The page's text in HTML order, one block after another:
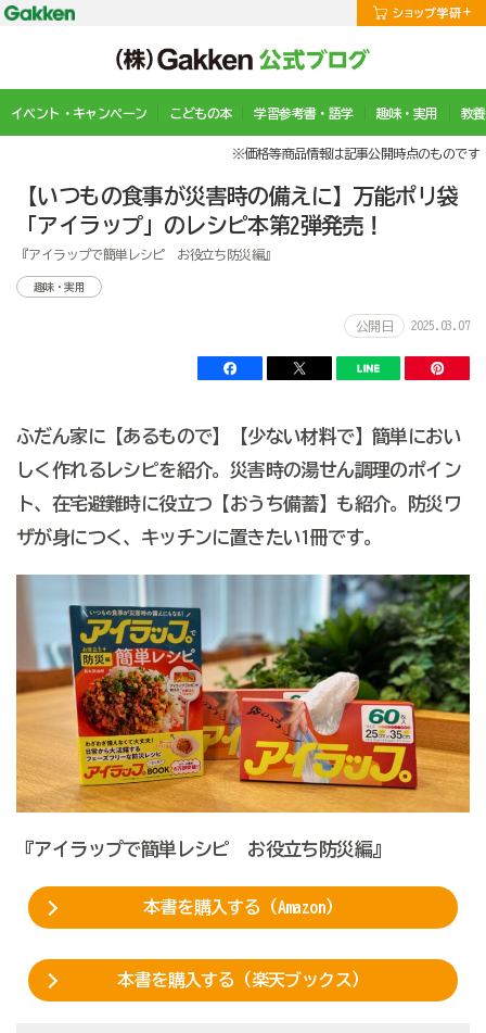
イベント・キャンペーン こどもの本 学習参考書・語学 趣味・実用 教
※価格等商品情報は記事公開時点のものです
【いつもの食事が災害時の備えに】万能ポリ袋
「アイラップ」のレシピ本第2弾発売！
『アイラップで簡単レシピ お役立ち防災編』
趣味・実用
公開日 2025.03.07
ふだん家に【あるもので】【少ない材料で】簡単におい
しく作れるレシピを紹介。災害時の湯せん調理のポイン
ト、在宅避難時に役立つ【おうち備蓄】も紹介。防災ワ
ザが身につく、キッチンに置きたい1冊です。
『アイラップで簡単レシピ お役立ち防災編』
本書を購入する（Amazon）
本書を購入する（楽天ブックス）